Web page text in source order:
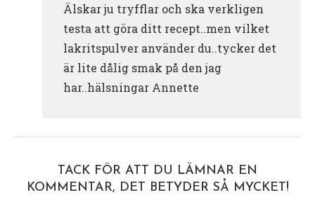
Älskar ju tryfflar och ska verkligen
testa att göra ditt recept..men vilket
lakritspulver använder du..tycker det
är lite dålig smak på den jag
har..hälsningar Annette
TACK FÖR ATT DU LÄMNAR EN
KOMMENTAR, DET BETYDER SÅ MYCKET!